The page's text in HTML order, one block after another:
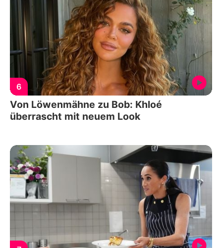
6
Von Löwenmähne zu Bob: Khloé
überrascht mit neuem Look